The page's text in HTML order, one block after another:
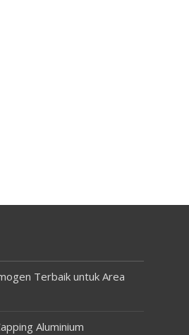
Terbaik untuk Area
Aluminium